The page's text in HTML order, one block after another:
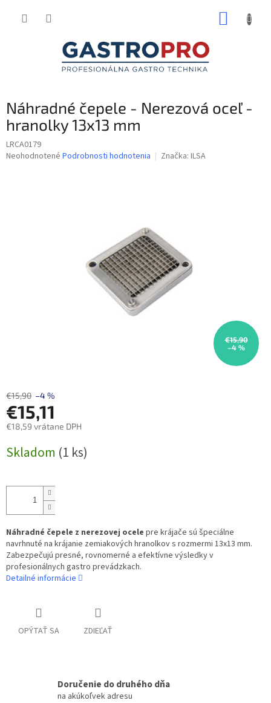
Náhradné čepele - Nerezová oceľ -
hranolky 13x13 mm
LRCA0179
Priemerné
Neohodnotené Podrobnosti hodnotenia Značka: ILSA
€15,90
–4 %
€15,90 –4 %
€15,11
€18,59 vrátane DPH
cena:
Skladom (1 ks)
Náhradné čepele z nerezovej ocele pre krájače sú špeciálne
navrhnuté na krájanie zemiakových hranolkov s rozmermi 13x13 mm.
Zabezpečujú presné, rovnomerné a efektívne výsledky v
profesionálnych gastro prevádzkach.
Detailné informácie
OPÝTAŤ SA ZDIEĽAŤ
Doručenie do druhého dňa
na akúkoľvek adresu